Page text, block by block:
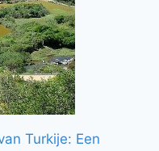
Turkije: Een